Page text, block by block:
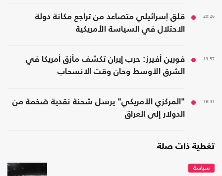
20:26
قلق إسرائيلي متصاعد من تراجع مكانة دولة
الاحتلال في السياسة الأمريكية
19:57
فورين أفيرز: حرب إيران تكشف مأزق أمريكا في
الشرق الأوسط وحان وقت الانسحاب
19:41
"المركزي الأمريكي" يرسل شحنة نقدية ضخمة من
الدولار إلى العراق
تغطية ذات صلة
سياسة